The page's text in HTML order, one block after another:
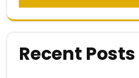
Recent Posts